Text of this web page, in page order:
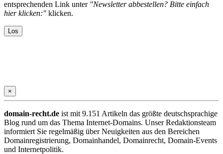
entsprechenden Link unter "Newsletter abbestellen? Bitte einfach
hier klicken:" klicken.
×
domain-recht.de ist mit 9.151 Artikeln das größte deutschsprachige
Blog rund um das Thema Internet-Domains. Unser Redaktionsteam
informiert Sie regelmäßig über Neuigkeiten aus den Bereichen
Domainregistrierung, Domainhandel, Domainrecht, Domain-Events
und Internetpolitik.